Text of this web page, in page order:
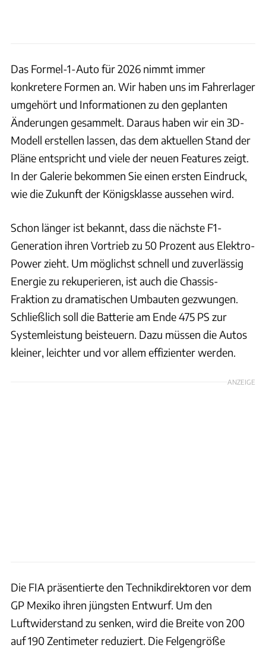
Das Formel-1-Auto für 2026 nimmt immer
konkretere Formen an. Wir haben uns im Fahrerlager
umgehört und Informationen zu den geplanten
Änderungen gesammelt. Daraus haben wir ein 3D-
Modell erstellen lassen, das dem aktuellen Stand der
Pläne entspricht und viele der neuen Features zeigt.
In der Galerie bekommen Sie einen ersten Eindruck,
wie die Zukunft der Königsklasse aussehen wird.
Schon länger ist bekannt, dass die nächste F1-
Generation ihren Vortrieb zu 50 Prozent aus Elektro-
Power zieht. Um möglichst schnell und zuverlässig
Energie zu rekuperieren, ist auch die Chassis-
Fraktion zu dramatischen Umbauten gezwungen.
Schließlich soll die Batterie am Ende 475 PS zur
Systemleistung beisteuern. Dazu müssen die Autos
kleiner, leichter und vor allem effizienter werden.
ANZEIGE
Die FIA präsentierte den Technikdirektoren vor dem
GP Mexiko ihren jüngsten Entwurf. Um den
Luftwiderstand zu senken, wird die Breite von 200
auf 190 Zentimeter reduziert. Die Felgengröße